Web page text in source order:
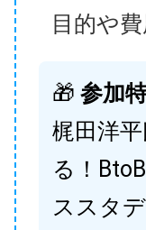
目的や
🎁 参加
梶田洋
る！
ススタデ